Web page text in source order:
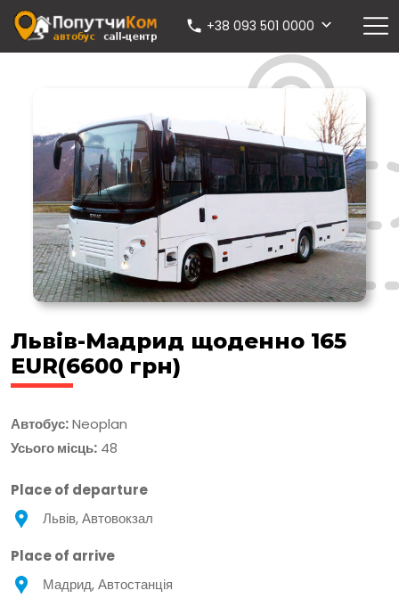
+38 093 501 0000
Львів-Мадрид щоденно 165
EUR(6600 грн)
Автобус:Neoplan
Усього місць: 48
Place of departure
Львів, Автовокзал
Place of arrive
Мадрид, Автостанція